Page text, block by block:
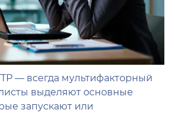
— всегда мультифакторный
выделяют основные
запускают или